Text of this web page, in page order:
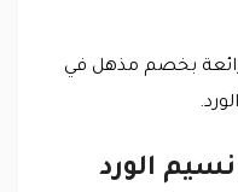
رائعة بخصم مذهل في
نسيم الورد